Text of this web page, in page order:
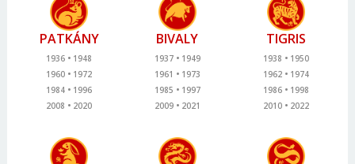
PATKÁNY
1936
1948
1960
1972
1984
1996
2008
2020
BIVALY
1937
1949
1961
1973
1985
1997
2009
2021
TIGRIS
1938
1950
1962
1974
1986
1998
2010
2022